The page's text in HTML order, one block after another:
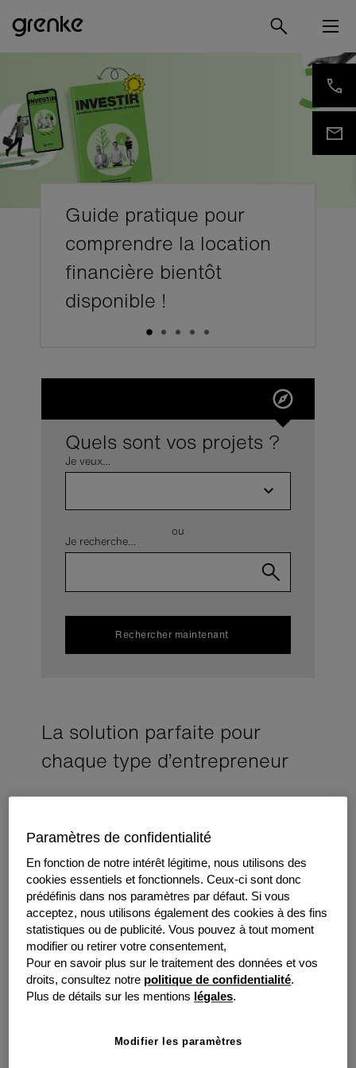
Guide pratique pour
comprendre la location
financière bientôt
disponible !
Quels sont vos projets ?
Je veux…
ou
Je recherche…
Rechercher maintenant
La solution parfaite pour
chaque type d’entrepreneur
Paramètres de confidentialité
En fonction de notre intérêt légitime, nous utilisons des
cookies essentiels et fonctionnels. Ceux-ci sont donc
prédéfinis dans nos paramètres par défaut. Si vous
acceptez, nous utilisons également des cookies à des fins
statistiques ou de publicité. Vous pouvez à tout moment
modifier ou retirer votre consentement,
Pour en savoir plus sur le traitement des données et vos
droits, consultez notre politique de confidentialité.
Plus de détails sur les mentions légales.
Modifier les paramètres